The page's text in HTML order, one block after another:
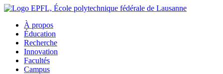
À propos
Éducation
Recherche
Innovation
Facultés
Campus